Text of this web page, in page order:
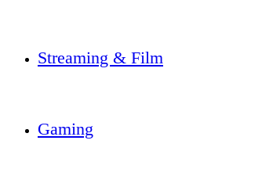
Streaming & Film
Gaming